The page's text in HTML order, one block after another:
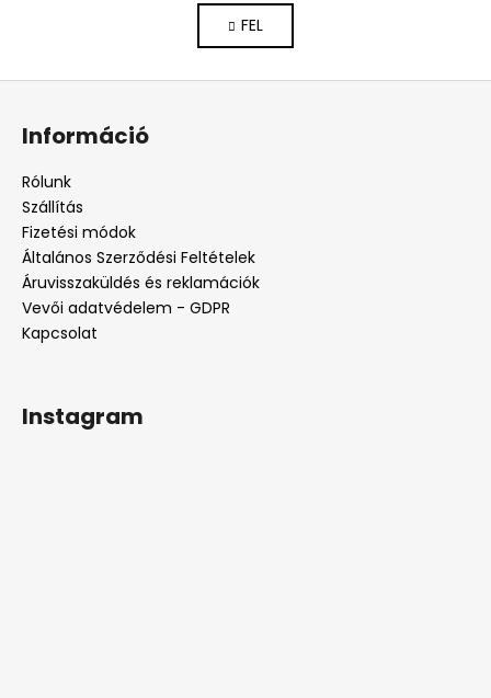
s
t
a
t
á
s
o
z
á
FEL
L
Információ
Rólunk
Szállítás
Fizetési módok
Általános Szerződési Feltételek
Áruvisszaküldés és reklamációk
Vevői adatvédelem - GDPR
Kapcsolat
Instagram